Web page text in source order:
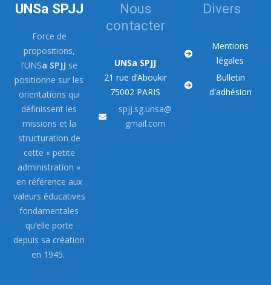
UNSa SPJJ
Force de
propositions,
l’UNSa SPJJ se
positionne sur les
orientations qui
définissent les
missions et la
structuration de
cette « petite
administration »
en référence aux
valeurs éducatives
fondamentales
qu’elle porte
depuis sa création
en 1945.
Nous
contacter
UNSa SPJJ
21 rue d’Aboukir
75002 PARIS
spjj.sg.unsa@
gmail.com
Divers
Mentions
légales
Bulletin
d'adhésion